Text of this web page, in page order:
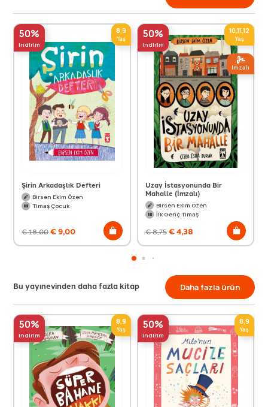
50%
indirim
8,9
Yaş
Şirin Arkadaşlık Defteri
Birsen Ekim Özen
Timaş Çocuk
€18,00€9,00
50%
indirim
10,11,12
Yaş
Imzalı
Uzay İstasyonunda Bir
Mahalle (İmzalı)
Birsen Ekim Özen
İlk Genç Timaş
€8,75€4,38
Bu yayınevinden daha fazla kitap Daha fazla ürün
50%
indirim
8,9
Yaş 50%
indirim
8,9
Yaş